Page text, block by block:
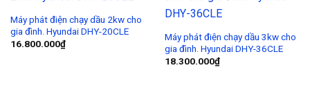
Wishlist
Máy phát điện chạy dầu 2kw cho
gia đình. Hyundai DHY-20CLE
16.800.000₫
Máy phát điện chạy dầu 3kw cho
gia đình. Hyundai DHY-36CLE
18.300.000₫